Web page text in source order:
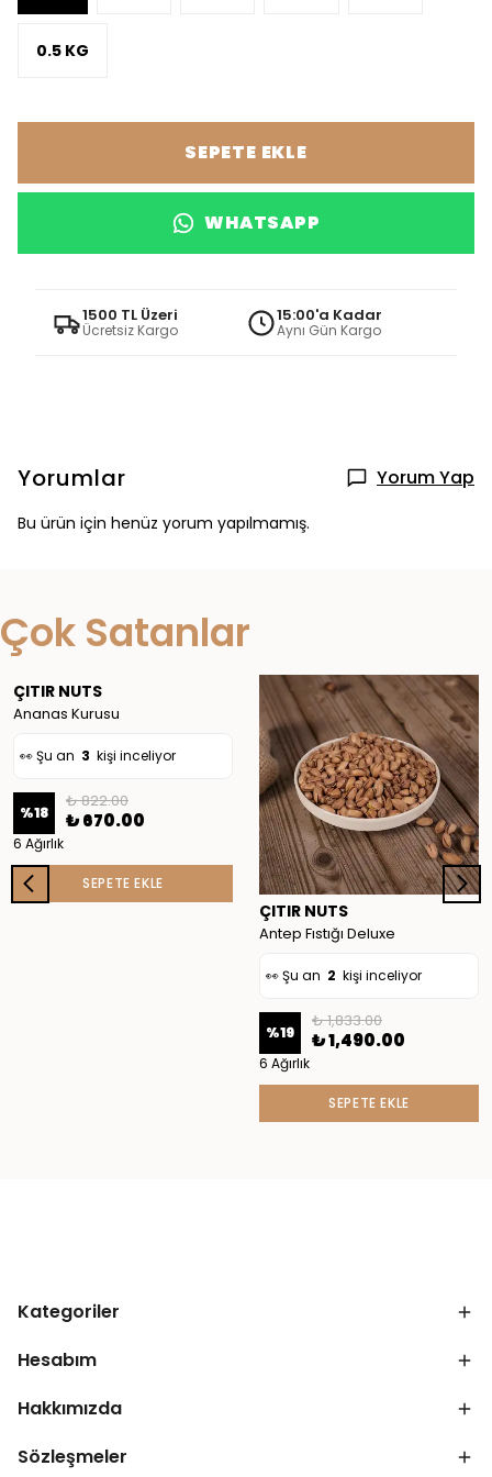
0.5 KG
SEPETE EKLE
WHATSAPP
1500 TL Üzeri
Ücretsiz Kargo
15:00'a Kadar
Aynı Gün Kargo
Yorumlar Yorum Yap
Bu ürün için henüz yorum yapılmamış.
Çok Satanlar
ÇITIR NUTS
Ananas Kurusu
❤️ kişi favoriledi
✅ Bugün10adet satıldı
👀 Şu an 3 kişi inceliyor
%18
₺ 822.00
₺ 670.00
6 Ağırlık
SEPETE EKLE
ÇITIR NUTS
Antep Fıstığı Deluxe
👀 Şu an2kişi inceliyor
❤️27kişi favoriledi
🛒4kişi sepete ekledi
✅ Bugün9adet satıldı
👀 Şu an 2 kişi inceliyor
%19
₺ 1,833.00
₺ 1,490.00
6 Ağırlık
SEPETE EKLE
Kategoriler
Hesabım
Hakkımızda
Sözleşmeler